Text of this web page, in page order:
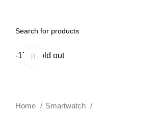
-17%Sold out
Click to enlarge
Home
Smartwatch